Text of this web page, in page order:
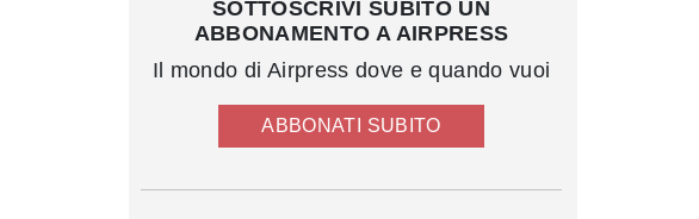
SOTTOSCRIVI SUBITO UN
ABBONAMENTO A AIRPRESS
Il mondo di Airpress dove e quando vuoi
ABBONATI SUBITO